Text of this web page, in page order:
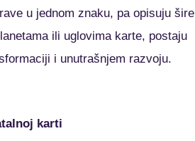
u jednom znaku, pa opisuju šire
ili uglovima karte, postaju
i unutrašnjem razvoju.
karti